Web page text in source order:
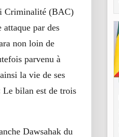
Criminalité (BAC)
par des
non loin de
parvenu à
la vie de ses
Le bilan est de trois
Dawsahak du